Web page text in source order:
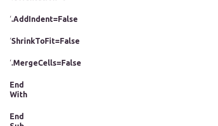
‘.AddIndent=False
‘ShrinkToFit=False
‘.MergeCells=False
End
With
End